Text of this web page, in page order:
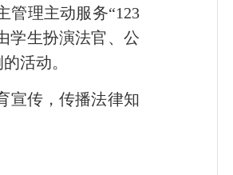
理主动服务“123
学生扮演法官、公
活动。
传，传播法律知